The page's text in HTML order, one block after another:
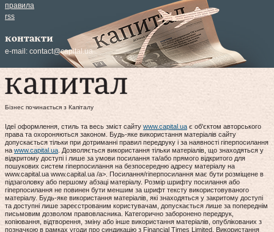
правила
rss
контакти
e-mail: contact@capital.ua
Бізнес починається з Капіталу
Ідеї оформлення, стиль та весь зміст сайту www.capital.uaє об'єктом авторського
права та охороняються законом. Будь-яке використання матеріалів сайту
допускається тільки при дотриманні правил передруку і за наявності гіперпосилання
наwww.capital.ua. Дозволяється використання тільки матеріалів, що знаходяться у
відкритому доступі і лише за умови посилання та/або прямого відкритого для
пошукових систем гіперпосилання на безпосередню адресу матеріалу на
www.capital.ua www.capital.ua /a>. Посилання/гіперпосилання має бути розміщене в
підзаголовку або першому абзаці матеріалу. Розмір шрифту посилання або
гіперпосилання не повинен бути меншим за шрифт тексту використовуваного
матеріалу. Будь-яке використання матеріалів, які знаходяться у закритому доступі
та доступні лише зареєстрованим користувачам, допускається лише за попереднім
письмовим дозволом правовласника. Категорично заборонено передрук,
копіювання, відтворення, зміну або інше використання матеріалів, опублікованих з
позначкою в рамках угоди про синдикацію з Financial Times Limited. Використання